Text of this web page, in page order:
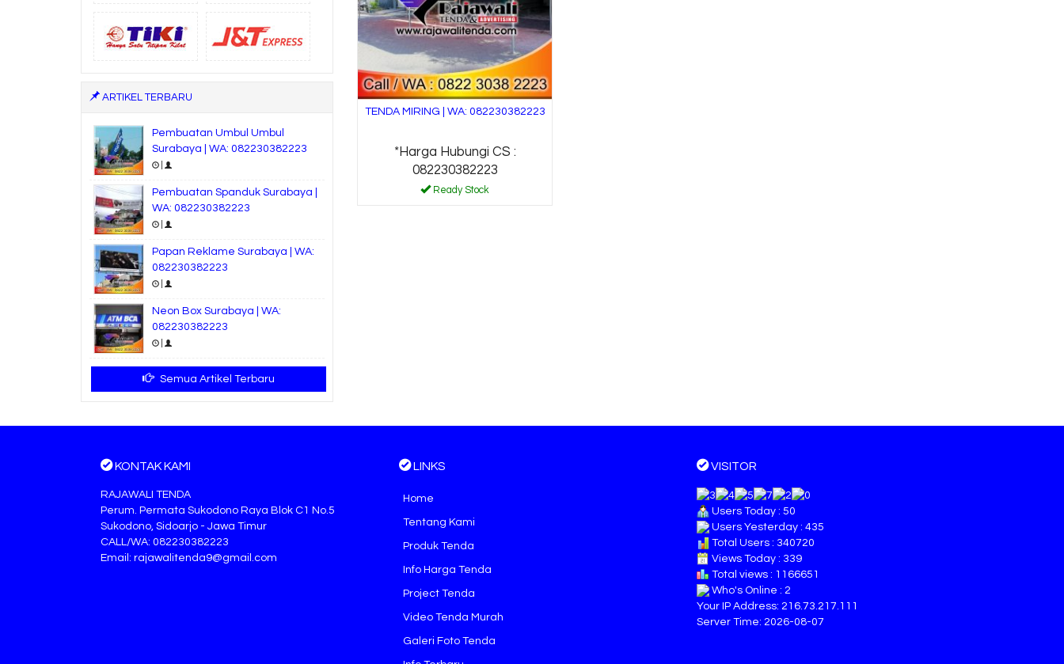
TENDA MIRING | WA: 082230382223
*Harga Hubungi CS :
082230382223
Ready Stock
ARTIKEL TERBARU
Pembuatan Umbul Umbul
Surabaya | WA: 082230382223
Pembuatan Spanduk Surabaya |
WA: 082230382223
Papan Reklame Surabaya | WA:
082230382223
Neon Box Surabaya | WA:
082230382223
Semua Artikel Terbaru
KONTAK KAMI
RAJAWALI TENDA
Perum. Permata Sukodono Raya Blok C1 No.5
Sukodono, Sidoarjo - Jawa Timur
CALL/WA: 082230382223
Email: rajawalitenda9@gmail.com
LINKS
Home
Tentang Kami
Produk Tenda
Info Harga Tenda
Project Tenda
Video Tenda Murah
Galeri Foto Tenda
VISITOR
Users Today : 50
Users Yesterday : 435
Total Users : 340720
Views Today : 339
Total views : 1166651
Who's Online : 2
Your IP Address: 216.73.217.111
Server Time: 2026-08-07